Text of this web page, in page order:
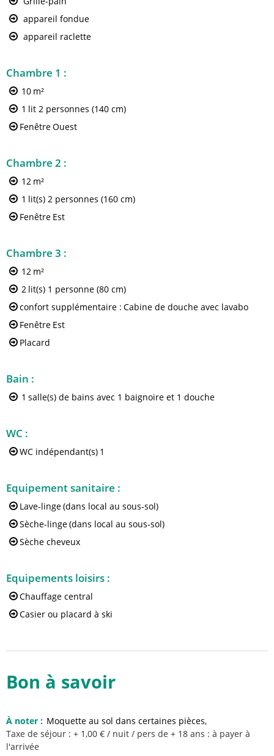
appareil fondue
appareil raclette
Chambre 1 :
10 m²
1 lit 2 personnes (140 cm)
FenêtreOuest
Chambre 2 :
12 m²
1 lit(s) 2 personnes (160 cm)
Fenêtre Est
Chambre 3 :
12 m²
2
lit(s) 1 personne (80 cm)
confort supplémentaire : Cabine de douche avec lavabo
Fenêtre Est
Placard
Bain :
1 salle(s) de bains avec 1 baignoire et 1 douche
WC :
WC indépendant(s) 1
Equipement sanitaire :
Lave-linge(dans local au sous-sol)
Sèche-linge(dans local au sous-sol)
Sèche cheveux
Equipements loisirs :
Chauffage central
Casier ou placard à ski
Bon à savoir
À noter : Moquette au sol dans certaines pièces
Taxe de séjour : + 1,00 € / nuit / pers de + 18 ans : à payer à
l'arrivée